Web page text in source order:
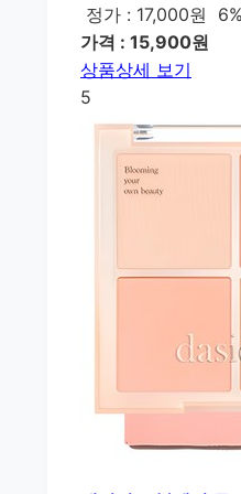
정가 : 17,000원
가격 : 15,900원
상품상세 보기
5